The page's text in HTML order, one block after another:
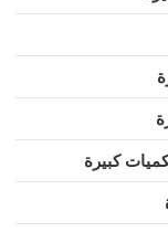
كبيرة